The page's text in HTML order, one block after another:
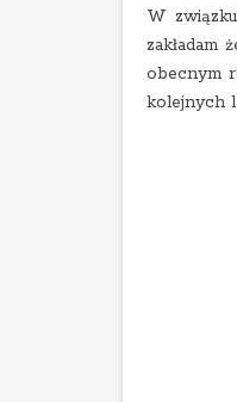
W
obecnym
kolejnych